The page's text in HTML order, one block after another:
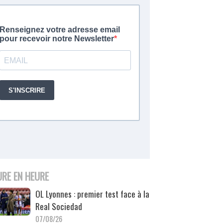
EN HEURE
OL Lyonnes : premier test face à la
Real Sociedad
07/08/26